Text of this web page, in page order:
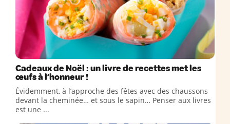
Cadeaux de Noël : un livre de recettes met les
œufs à l’honneur !
Évidemment, à l’approche des fêtes avec des chaussons
devant la cheminée… et sous le sapin… Penser aux livres
est une ...